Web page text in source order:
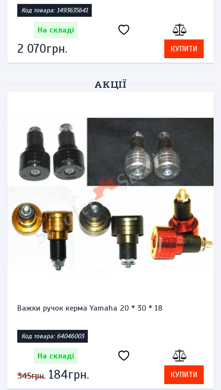
Код товара: 1493635641
На складі
2 070грн. КУПИТИ
АКЦІЇ
Важки ручок керма Yamaha 20 * 30 * 18
Код товара: 64046003
На складі
345грн. 184грн. КУПИТИ